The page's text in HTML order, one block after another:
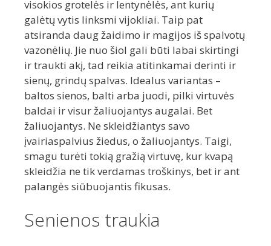
visokios grotelės ir lentynėlės, ant kurių
galėtų vytis linksmi vijokliai. Taip pat
atsiranda daug žaidimo ir magijos iš spalvotų
vazonėlių. Jie nuo šiol gali būti labai skirtingi
ir traukti akį, tad reikia atitinkamai derinti ir
sienų, grindų spalvas. Idealus variantas –
baltos sienos, balti arba juodi, pilki virtuvės
baldai ir visur žaliuojantys augalai. Bet
žaliuojantys. Ne skleidžiantys savo
įvairiaspalvius žiedus, o žaliuojantys. Taigi,
smagu turėti tokią gražią virtuvę, kur kvapą
skleidžia ne tik verdamas troškinys, bet ir ant
palangės siūbuojantis fikusas.
Senienos traukia